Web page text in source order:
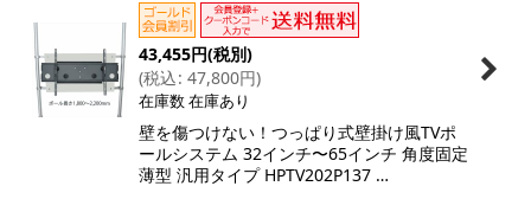
43,455円(税別)
(税込: 47,800円)
在庫数 在庫あり
壁を傷つけない！つっぱり式壁掛け風TVポ
ールシステム 32インチ〜65インチ 角度固定
薄型 汎用タイプ HPTV202P137 …